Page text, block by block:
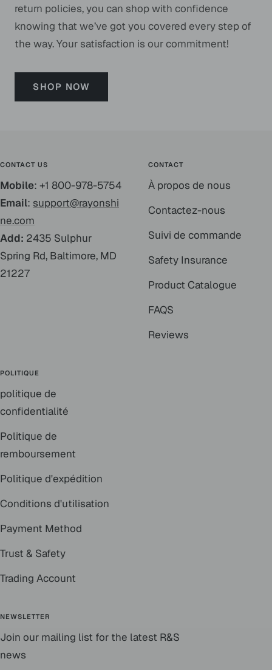
return policies, you can shop with confidence
knowing that we’ve got you covered every step of
the way. Your satisfaction is our commitment!
SHOP NOW
CONTACT US
Mobile: +1 800-978-5754
Email: support@rayonshi
ne.com
Add: 2435 Sulphur
Spring Rd, Baltimore, MD
21227
CONTACT
À propos de nous
Contactez-nous
Suivi de commande
Safety Insurance
Product Catalogue
FAQS
Reviews
POLITIQUE
politique de
confidentialité
Politique de
remboursement
Politique d'expédition
Conditions d'utilisation
Payment Method
Trust & Safety
Trading Account
NEWSLETTER
Join our mailing list for the latest R&S
news